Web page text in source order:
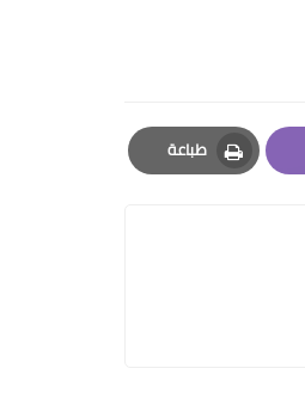
طباعة
Print